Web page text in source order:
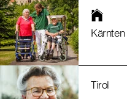
Kärnten
Tirol